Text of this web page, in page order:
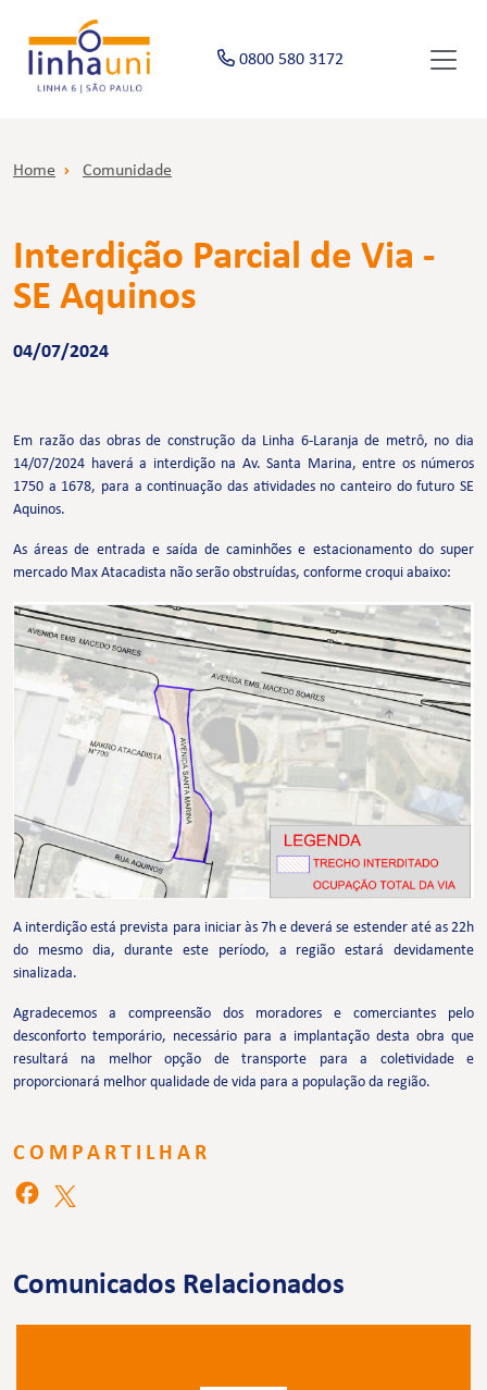
0800 580 3172
Home Comunidade
Interdição Parcial de Via -
SE Aquinos
04/07/2024
Em razão das obras de construção da Linha 6-Laranja de metrô, no dia
14/07/2024 haverá a interdição na Av. Santa Marina, entre os números
1750 a 1678, para a continuação das atividades no canteiro do futuro SE
Aquinos.
As áreas de entrada e saída de caminhões e estacionamento do super
mercado Max Atacadista não serão obstruídas, conforme croqui abaixo:
A interdição está prevista para iniciar às 7h e deverá se estender até as 22h
do mesmo dia, durante este período, a região estará devidamente
sinalizada.
Agradecemos a compreensão dos moradores e comerciantes pelo
desconforto temporário, necessário para a implantação desta obra que
resultará na melhor opção de transporte para a coletividade e
proporcionará melhor qualidade de vida para a população da região.
COMPARTILHAR
Comunicados Relacionados